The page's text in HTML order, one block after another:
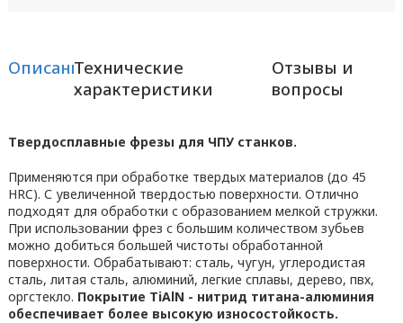
ОписаниеТехнические
характеристики
Отзывы и
вопросы
Твердосплавные фрезы для ЧПУ станков.
Применяются при обработке твердых материалов (до 45
HRC). С увеличенной твердостью поверхности. Отлично
подходят для обработки с образованием мелкой стружки.
При использовании фрез с большим количеством зубьев
можно добиться большей чистоты обработанной
поверхности. Обрабатывают: сталь, чугун, углеродистая
сталь, литая сталь, алюминий, легкие сплавы, дерево, пвх,
оргстекло. Покрытие TiAlN - нитрид титана-алюминия
обеспечивает более высокую износостойкость.